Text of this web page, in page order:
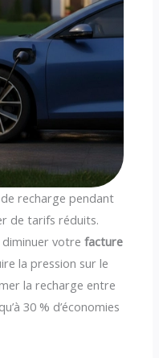
recharge pendant
de tarifs réduits.
diminuer votrefacture
la pression sur le
la recharge entre
30 % d’économies